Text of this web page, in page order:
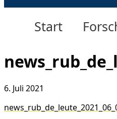
Start
6. Juli 2021